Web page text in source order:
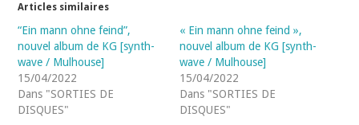
Articles similaires
“Ein mann ohne feind”,
nouvel album de KG [synth-
wave / Mulhouse]
15/04/2022
Dans "SORTIES DE
DISQUES"
« Ein mann ohne feind »,
nouvel album de KG [synth-
wave / Mulhouse]
15/04/2022
Dans "SORTIES DE
DISQUES"